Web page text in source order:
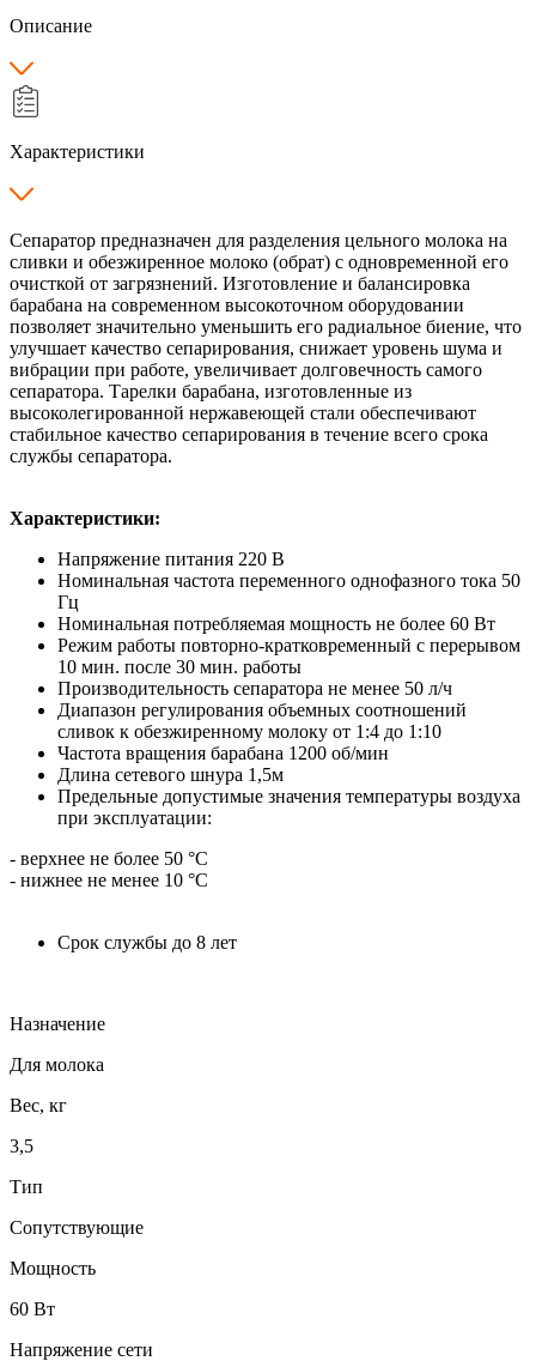
Описание
Характеристики
Сепаратор предназначен для разделения цельного молока на
сливки и обезжиренное молоко (обрат) с одновременной его
очисткой от загрязнений. Изготовление и балансировка
барабана на современном высокоточном оборудовании
позволяет значительно уменьшить его радиальное биение, что
улучшает качество сепарирования, снижает уровень шума и
вибрации при работе, увеличивает долговечность самого
сепаратора. Тарелки барабана, изготовленные из
высоколегированной нержавеющей стали обеспечивают
стабильное качество сепарирования в течение всего срока
службы сепаратора.
Характеристики:
Напряжение питания 220 В
Номинальная частота переменного однофазного тока 50
Гц
Номинальная потребляемая мощность не более 60 Вт
Режим работы повторно-кратковременный с перерывом
10 мин. после 30 мин. работы
Производительность сепаратора не менее 50 л/ч
Диапазон регулирования объемных соотношений
сливок к обезжиренному молоку от 1:4 до 1:10
Частота вращения барабана 1200 об/мин
Длина сетевого шнура 1,5м
Предельные допустимые значения температуры воздуха
при эксплуатации:
- верхнее не более 50 °С
- нижнее не менее 10 °С
Срок службы до 8 лет
Назначение
Для молока
Вес, кг
3,5
Тип
Сопутствующие
Мощность
60 Вт
Напряжение сети